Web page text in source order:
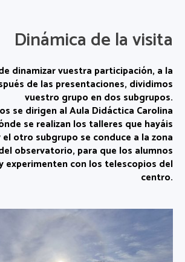
Dinámica de la visita
dinamizar vuestra participación, a la
de las presentaciones, dividimos
vuestro grupo en dos subgrupos.
se dirigen al Aula Didáctica Carolina
se realizan los talleres que hayáis
otro subgrupo se conduce a la zona
observatorio, para que los alumnos
experimenten con los telescopios del
centro.